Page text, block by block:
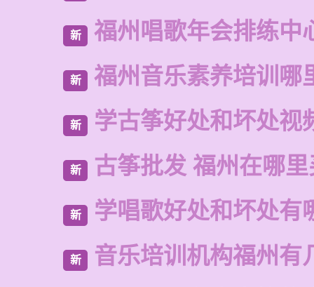
新 福州唱歌年会排练中
新 福州音乐素养培训哪
新 学古筝好处和坏处视
新 古筝批发 福州在哪
新 学唱歌好处和坏处有
新 音乐培训机构福州有